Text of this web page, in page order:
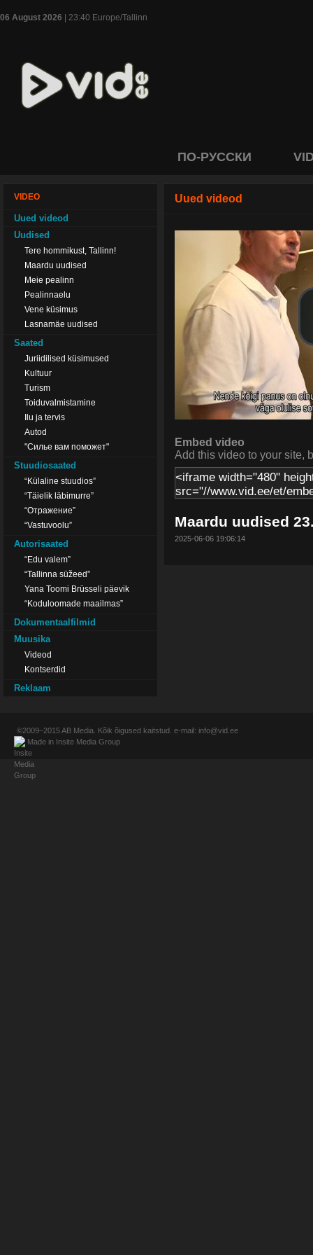
06 August 2026 | 23:40 Europe/Tallinn
ПО-РУССКИ
VIDEO
Uued videod
Uudised
Tere hommikust, Tallinn!
Maardu uudised
Meie pealinn
Pealinnaelu
Vene küsimus
Lasnamäe uudised
Saated
Juriidilised küsimused
Kultuur
Turism
Toiduvalmistamine
Ilu ja tervis
Autod
"Силье вам поможет"
Stuudiosaated
“Külaline stuudios”
“Täielik läbimurre”
“Отражение”
“Vastuvoolu”
Autorisaated
“Edu valem”
“Tallinna süžeed”
Yana Toomi Brüsseli päevik
“Koduloomade maailmas”
Dokumentaalfilmid
Muusika
Videod
Kontserdid
Reklaam
Uued videod
Embed video
Add this video to your site,
Maardu uudised
2025-06-06 19:06:14
©2009–2015AB Media . Kõik õigused kaitstud. e-mail: info@vid.ee
Made in Insite Media Group